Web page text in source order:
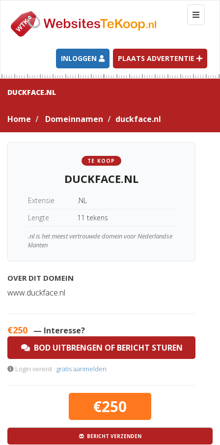
T
o
g
l
e
n
a
t
INLOGGEN PLAATS ADVERTENTIE
DUCKFACE.NL
Home Domeinnamen duckface.nl
TE KOOP
DUCKFACE.NL
Extensie
.NL
Lengte
11 tekens
.nl is het meest vertrouwde domein voor Nederlandse
klanten
OVER DIT DOMEIN
www.duckface.nl
€250 — Interesse?
BOD UITBRENGEN OF BERICHT STUREN
Login vereist · gratis aanmelden
€250
BERICHT VERZENDEN